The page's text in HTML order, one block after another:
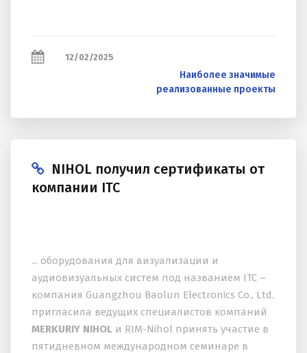
12/02/2025
Наиболее значимые
реализованные проекты
NIHOL получил сертификаты от
компании ITC
... оборудования для визуализации и
аудиовизуальных систем под названием ITC –
компания Guangzhou Baolun Electronics Co., Ltd.
пригласила ведущих специалистов компаний
MERKURIY NIHOL и RIM-Nihol принять участие в
пятидневном международном семинаре в